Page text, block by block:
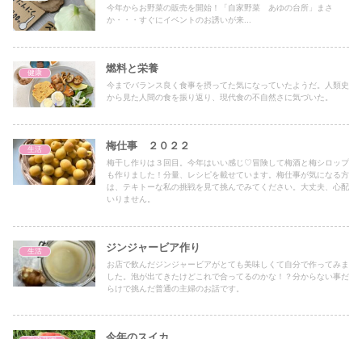
今年からお野菜の販売を開始！「自家野菜 あゆの台所」まさ
か・・・すぐにイベントのお誘いが来...
健康 燃料と栄養
今までバランス良く食事を摂ってた気になっていたようだ。人類史
から見た人間の食を振り返り、現代食の不自然さに気づいた。
生活 梅仕事 ２０２２
梅干し作りは３回目。今年はいい感じ♡冒険して梅酒と梅シロップ
も作りました！分量、レシピを載せています。梅仕事が気になる方
は、テキトーな私の挑戦を見て挑んでみてください。大丈夫、心配
いりません。
生活 ジンジャービア作り
お店で飲んだジンジャービアがとても美味しくて自分で作ってみま
した。泡が出てきたけどこれで合ってるのかな！？分からない事だ
らけで挑んだ普通の主婦のお話です。